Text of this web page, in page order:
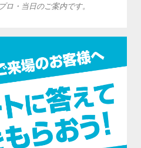
ロ・当日のご案内です。